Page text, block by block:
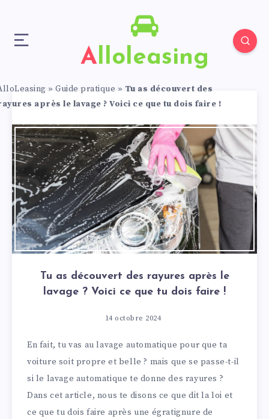
Alloleasing
» Guide pratique » Tu as découvert des
après le lavage ? Voici ce que tu dois faire !
Tu as découvert des rayures après le
lavage ? Voici ce que tu dois faire !
14 octobre 2024
En fait, tu vas au lavage automatique pour que ta
voiture soit propre et belle ? mais que se passe-t-il
si le lavage automatique te donne des rayures ?
Dans cet article, nous te disons ce que dit la loi et
ce que tu dois faire après une égratignure de